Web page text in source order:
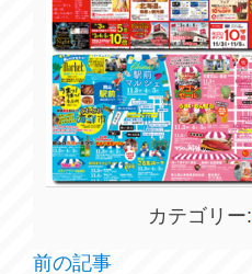
カテゴリー:
前の記事